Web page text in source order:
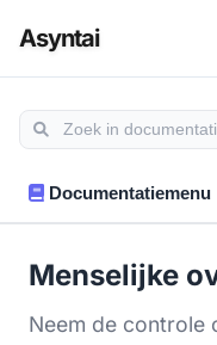
Asyntai
Documentatiemenu
Menselijke
Neem de controle